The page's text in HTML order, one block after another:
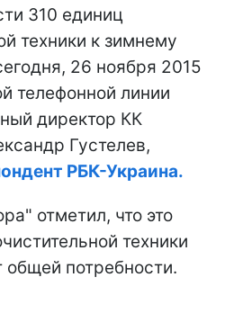
310 единиц
техники к зимнему
26 ноября 2015
телефонной линии
директор КК
Густелев,
РБК-Украина.
отметил, что это
техники
общей потребности.